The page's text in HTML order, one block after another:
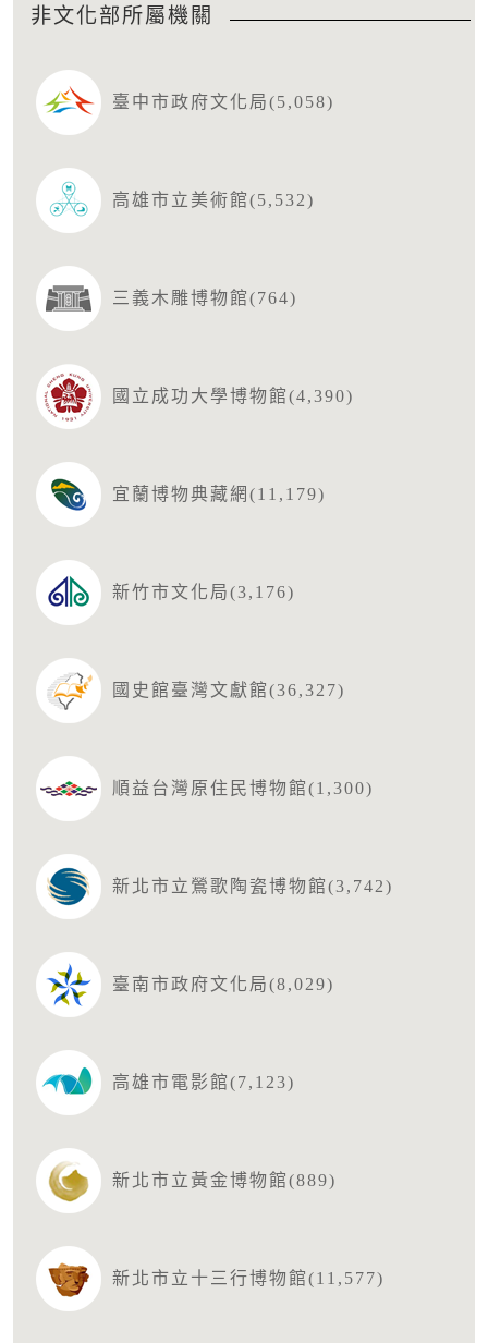
非文化部所屬機關
臺中市政府文化局(5,058)
高雄市立美術館(5,532)
三義木雕博物館(764)
國立成功大學博物館(4,390)
宜蘭博物典藏網(11,179)
新竹市文化局(3,176)
國史館臺灣文獻館(36,327)
順益台灣原住民博物館(1,300)
新北市立鶯歌陶瓷博物館(3,742)
臺南市政府文化局(8,029)
高雄市電影館(7,123)
新北市立黃金博物館(889)
新北市立十三行博物館(11,577)